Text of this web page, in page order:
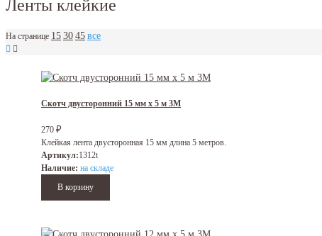
Ленты клейкие
На странице 153045все
Скотч двусторонний 15 мм х 5 м 3M
270 ₽
Клейкая лента двусторонная 15 мм длина 5 метров.
Артикул:1312t
Наличие: на складе